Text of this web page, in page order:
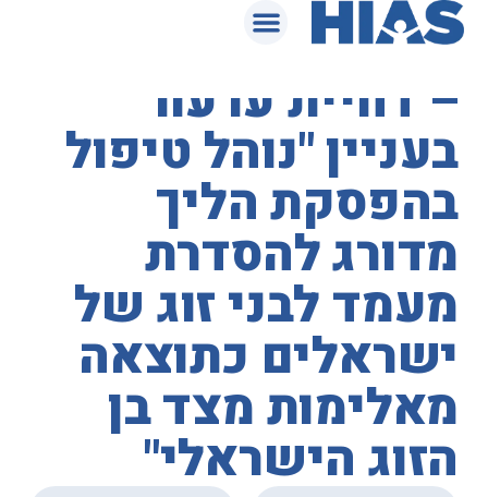
המאגר המשפטי
בית המשפט העליון
– דחיית ערעור
בעניין "נוהל טיפול
בהפסקת הליך
מדורג להסדרת
מעמד לבני זוג של
ישראלים כתוצאה
מאלימות מצד בן
הזוג הישראלי"